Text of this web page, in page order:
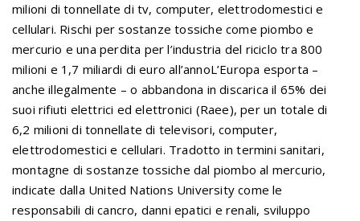
milioni di tonnellate di tv, computer, elettrodomestici e
cellulari. Rischi per sostanze tossiche come piombo e
mercurio e una perdita per l’industria del riciclo tra 800
milioni e 1,7 miliardi di euro all’annoL’Europa esporta –
anche illegalmente – o abbandona in discarica il 65% dei
suoi rifiuti elettrici ed elettronici (Raee), per un totale di
6,2 milioni di tonnellate di televisori, computer,
elettrodomestici e cellulari. Tradotto in termini sanitari,
montagne di sostanze tossiche dal piombo al mercurio,
indicate dalla United Nations University come le
responsabili di cancro, danni epatici e renali, sviluppo